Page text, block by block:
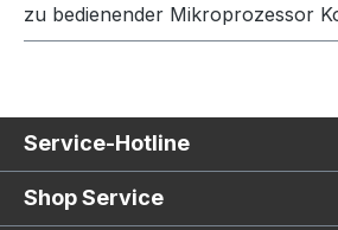
zu bedienender Mikroprozessor
Service-Hotline
Shop Service